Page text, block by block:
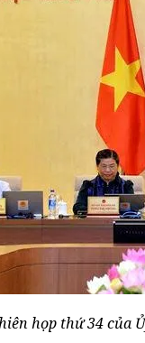
họp thứ 34 của